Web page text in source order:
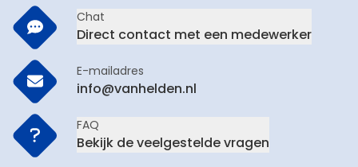
Chat
Direct contact met een medewerker
E-mailadres
info@vanhelden.nl
FAQ
Bekijk de veelgestelde vragen